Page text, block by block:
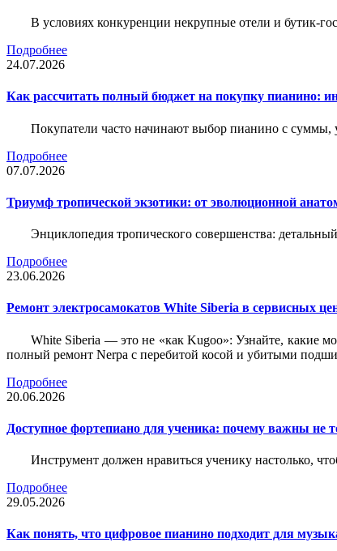
В условиях конкуренции некрупные отели и бутик-
Подробнее
24.07.2026
Как рассчитать полный бюджет на покупку пианино:
Покупатели часто начинают выбор пианино с суммы,
Подробнее
07.07.2026
Триумф тропической экзотики: от эволюционной
Энциклопедия тропического совершенства:
Подробнее
23.06.2026
Ремонт электросамокатов White Siberia в сервисных
White Siberia — это не «как Kugoo»: Узнайте, какие
полный ремонт Nerpa с перебитой косой и убитыми
Подробнее
20.06.2026
Доступное фортепиано для ученика: почему важны не
Инструмент должен нравиться ученику настолько,
Подробнее
29.05.2026
Как понять, что цифровое пианино подходит для